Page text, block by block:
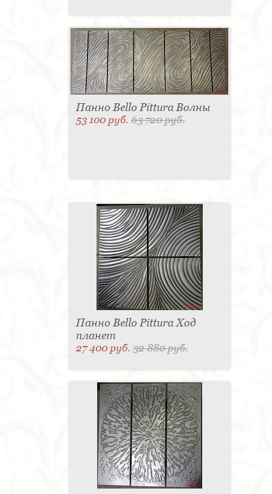
Панно Bello Pittura Волны
53 100 руб.63 720 руб.
Панно Bello Pittura Ход
планет
27 400 руб.32 880 руб.